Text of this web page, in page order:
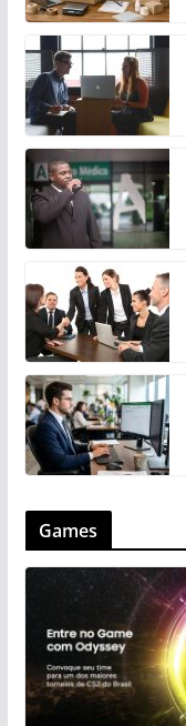
Games